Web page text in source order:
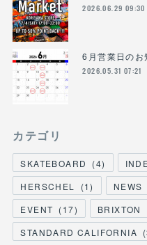
2026.06.29 09:30
6月営業日のお
2026.05.31 07:21
カテゴリ
SKATEBOARD (4)
HERSCHEL
(1) NEWS
EVENT (17) BRIXTON
STANDARD CALIFORNIA (